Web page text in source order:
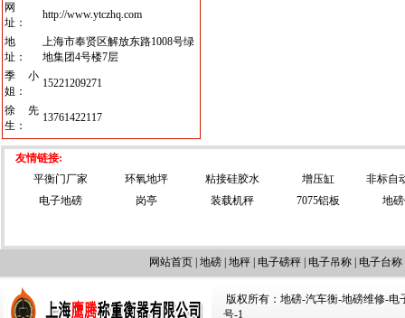
网
址：
http://www.ytczhq.com
地
址：
上海市奉贤区解放东路1008号绿
地集团4号楼7层
季小
姐：
15221209271
徐先
生：
13761422117
友情链接:
平衡门厂家
环氧地坪 粘接硅胶水 增压缸
非标自
电子地磅
岗亭 装载机秤 7075铝板 地
网站首页 地磅 地秤 电子磅秤 电子吊称 电子台称
版权所有：地磅-汽车衡-地磅维修-电
号-1